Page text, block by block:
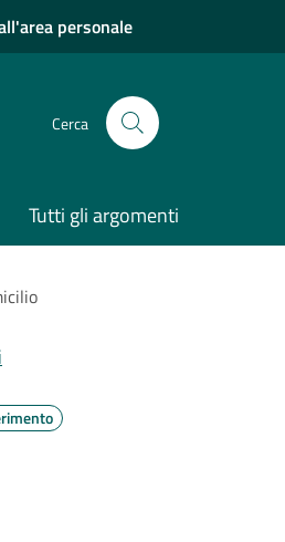
personale
Cerca
Tutti gli argomenti